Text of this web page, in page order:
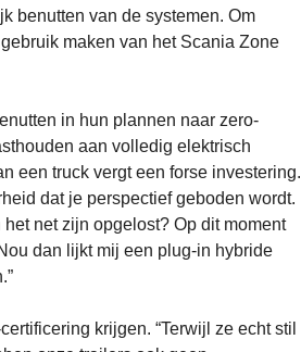
benutten van de systemen. Om
maken van het Scania Zone
in hun plannen naar zero-
aan volledig elektrisch
een truck vergt een forse investering.
dat je perspectief geboden wordt.
net zijn opgelost? Op dit moment
dan lijkt mij een plug-in hybride
krijgen. “Terwijl ze echt stil